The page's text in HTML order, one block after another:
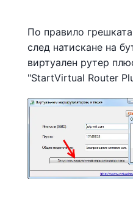
По правило
след натискане на
виртуален рутер
"StartVirtual Router